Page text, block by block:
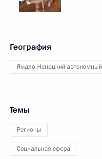
География
Ямало-Ненецкий автономный
Темы
Регионы
Социальная сфера